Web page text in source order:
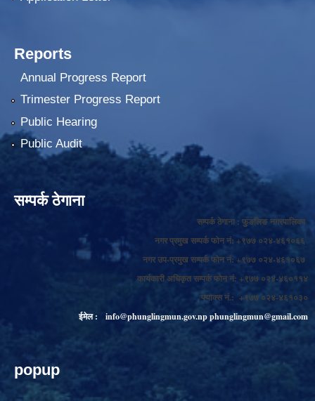
Reports
Annual Progress Report
Trimester Progress Report
Public Hearing
Public Audit
सम्पर्क ठेगाना
सम्पर्क ठेगाना : फुङलिङ नगरपालिका
नगर प्रमुख सम्पर्क फोन नं: +९७७ ०२४-४६१०६६
नगर उप-प्रमुख सम्पर्क फोन नं: +९७७ ०२४-४६१०६७
कार्यकारी अधिकृत सम्पर्क फोन नं: +९७७ ०२४-४६०११४
फ्याक्स नं.: +९७७ ०२४-४६१०३०
ईमेल :
info@phunglingmun.gov.npphunglingmun@gmail.com
popup